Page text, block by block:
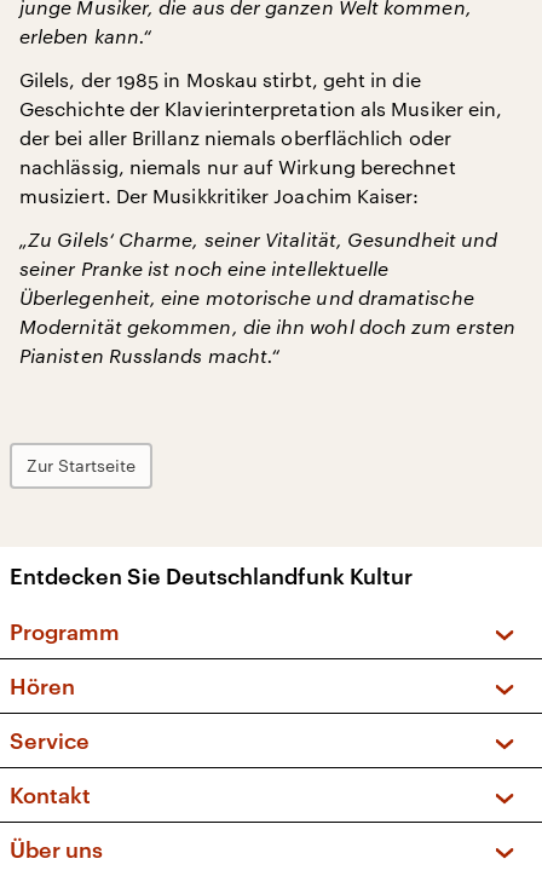
junge Musiker, die aus der ganzen Welt kommen,
erleben kann.“
Gilels, der 1985 in Moskau stirbt, geht in die
Geschichte der Klavierinterpretation als Musiker ein,
der bei aller Brillanz niemals oberflächlich oder
nachlässig, niemals nur auf Wirkung berechnet
musiziert. Der Musikkritiker Joachim Kaiser:
„Zu Gilels‘ Charme, seiner Vitalität, Gesundheit und
seiner Pranke ist noch eine intellektuelle
Überlegenheit, eine motorische und dramatische
Modernität gekommen, die ihn wohl doch zum ersten
Pianisten Russlands macht.“
Zur Startseite
Entdecken Sie Deutschlandfunk Kultur
Programm
Sendungen und Podcasts
Musikliste
Kakadu – Das Kinderprogramm
Hören
Frequenzen (UKW + DAB+)
Service
FAQ
Apps
Newsletter
Kontakt
Über uns